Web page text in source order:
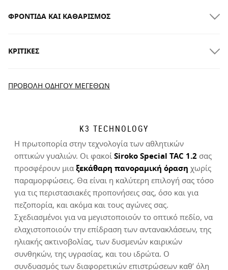
Παράδοση στο σπίτι
για παραγγελίες άνω των
Δοκιμάστε τα προϊόντα μας άνετα στο σπίτι. Έχετε 30 ημέρες
από την ημερομηνία παράδοσης και μετά για να ξεκινήσετε τη
διαδικασία επιστροφής.
Από τον λογαριασμό χρήστη σας, μπορείτε εύκολα και γρήγορα
να επιστρέψετε ένα προϊόν από την παραγγελία σας.
Εκδώστε την επιστροφή χρημάτων σας με την
αρχική μέθοδο πληρωμής
ΦΡΟΝΤΊΔΑ ΚΑΙ ΚΑΘΑΡΙΣΜΌΣ
ΚΡΙΤΙΚΈΣ
Βασισμένο σε 13 κριτικές
Ταξινόμηση Αναζήτηση:
Επαληθευμένος Πελάτης
Mathieu Desjardins
Τα αντικείμενα εξακολουθούν να έχουν κολλήσει στο
τελωνείο μετά από 3 εβδομάδες.
Ήταν χρήσιμη αυτή η κριτική; Ναι Αναφορά Κοινοποίηση
ΠΡΟΒΟΛΉ ΟΔΗΓΟΎ ΜΕΓΕΘΏΝ
K3 TECHNOLOGY
Η πρωτοπορία στην τεχνολογία των αθλητικών
οπτικών γυαλιών. Οι φακοίSiroko Special TAC 1.2 σας
προσφέρουν μιαξεκάθαρη πανοραμική όραση χωρίς
παραμορφώσεις. Θα είναι η καλύτερη επιλογή σας τόσο
για τις περιστασιακές προπονήσεις σας, όσο και για
πεζοπορία, και ακόμα και τους αγώνες σας.
Σχεδιασμένοι για να μεγιστοποιούν το οπτικό πεδίο, να
ελαχιστοποιούν την επίδραση των αντανακλάσεων, της
ηλιακής ακτινοβολίας, των δυσμενών καιρικών
συνθηκών, της υγρασίας, και του ιδρώτα. Ο
συνδυασμός των διαφορετικών επιστρώσεων καθ’ όλη